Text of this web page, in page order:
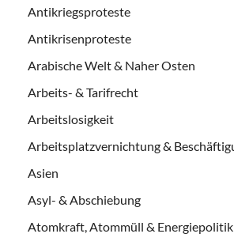
Antikriegsproteste
Antikrisenproteste
Arabische Welt & Naher Osten
Arbeits- & Tarifrecht
Arbeitslosigkeit
Arbeitsplatzvernichtung &
Asien
Asyl- & Abschiebung
Atomkraft, Atommüll & Energiepolitik